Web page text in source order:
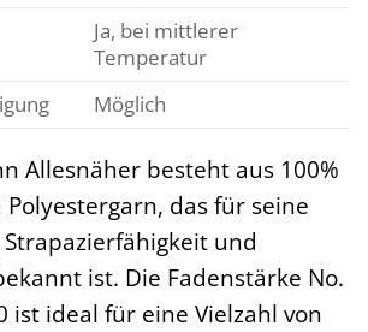
Ja, bei mittlerer
Temperatur
Möglich
Allesnäher besteht aus 100%
das für seine
und
ist. Die Fadenstärke No.
ist ideal für eine Vielzahl von